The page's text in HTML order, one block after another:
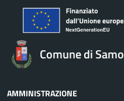
Comune di Samo
AMMINISTRAZIONE